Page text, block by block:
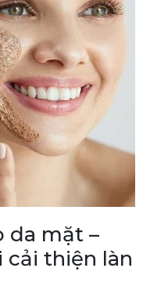
da mặt –
cải thiện làn